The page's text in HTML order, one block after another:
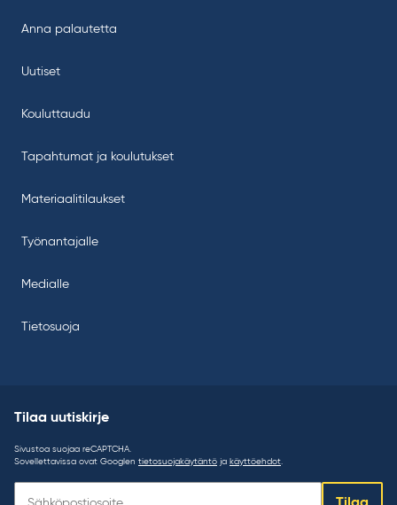
Anna palautetta
Uutiset
Kouluttaudu
Tapahtumat ja koulutukset
Materiaalitilaukset
Työnantajalle
Medialle
Tietosuoja
Tilaa uutiskirje
Sivustoa suojaa reCAPTCHA.
Sovellettavissa ovat Googlen tietosuojakäytäntö ja käyttöehdot.
uutiskirje: